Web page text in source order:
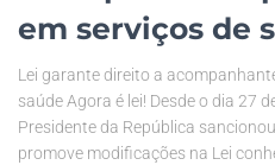
em serviços de
Lei garante direito a
saúde Agora é lei! Desde o dia 27
Presidente da República
promove modificações na Lei